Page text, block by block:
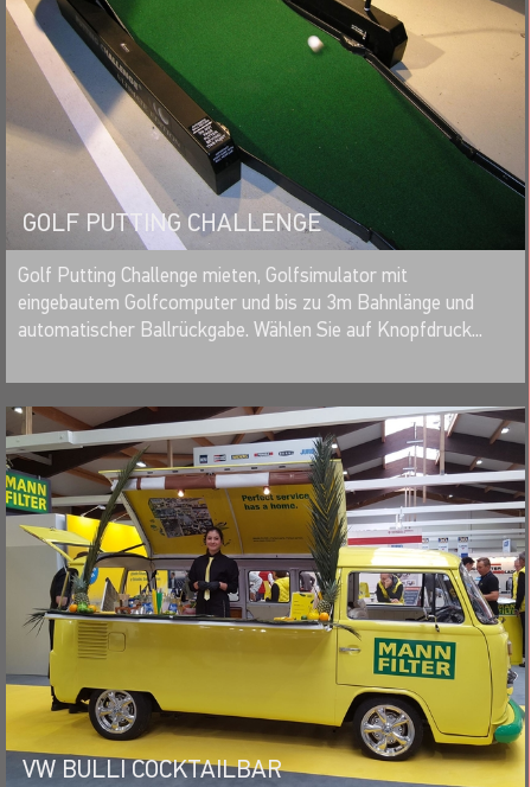
GOLF PUTTING CHALLENGE
MERKEN
Golf Putting Challenge mieten, Golfsimulator mit
eingebautem Golfcomputer und bis zu 3m Bahnlänge und
automatischer Ballrückgabe. Wählen Sie auf Knopfdruck...
VW BULLI COCKTAILBAR